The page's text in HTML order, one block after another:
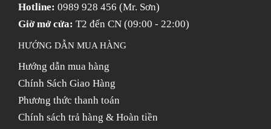
Hotline: 0989 928 456 (Mr. Sơn)
Giờ mở cửa: T2 đến CN (09:00 - 22:00)
HƯỚNG DẪN MUA HÀNG
Hướng dẫn mua hàng
Chính Sách Giao Hàng
Phương thức thanh toán
Chính sách trả hàng & Hoàn tiền